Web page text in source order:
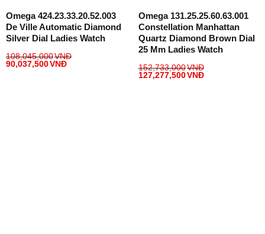
Omega 424.23.33.20.52.003
De Ville Automatic Diamond
Silver Dial Ladies Watch
108,045,000VNĐ
90,037,500VNĐ
Omega 131.25.25.60.63.001
Constellation Manhattan
Quartz Diamond Brown Dial
25 Mm Ladies Watch
152,733,000VNĐ
127,277,500VNĐ